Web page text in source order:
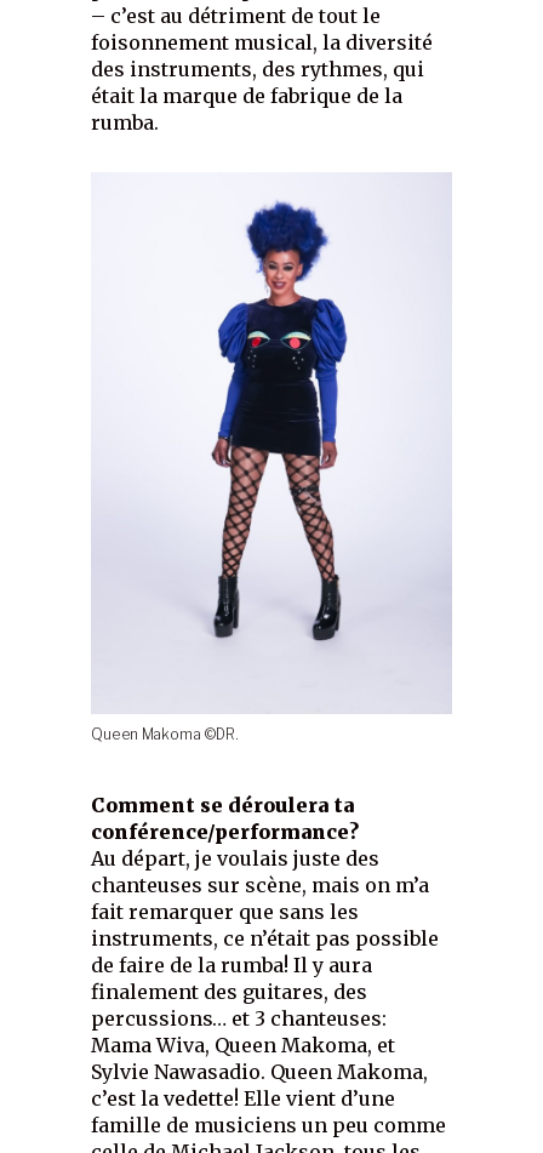
– c’est au détriment de tout le
foisonnement musical, la diversité
des instruments, des rythmes, qui
était la marque de fabrique de la
rumba.
Queen Makoma ©DR.
Comment se déroulera ta
conférence/performance?
Au départ, je voulais juste des
chanteuses sur scène, mais on m’a
fait remarquer que sans les
instruments, ce n’était pas possible
de faire de la rumba! Il y aura
finalement des guitares, des
percussions… et 3 chanteuses:
Mama Wiva, Queen Makoma, et
Sylvie Nawasadio. Queen Makoma,
c’est la vedette! Elle vient d’une
famille de musiciens un peu comme